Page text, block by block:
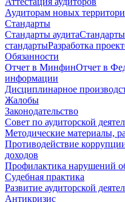
Аудиторам новых
Стандарты
Стандарты аудита
стандартыРазработка
Обязанности
Отчет в МинфинОтчет в
информации
Дисциплинарное
Жалобы
Законодательство
Совет по аудиторской
Методические материалы,
Противодействие
доходов
Профилактика нарушений
Судебная практика
Развитие аудиторской
Антикризис